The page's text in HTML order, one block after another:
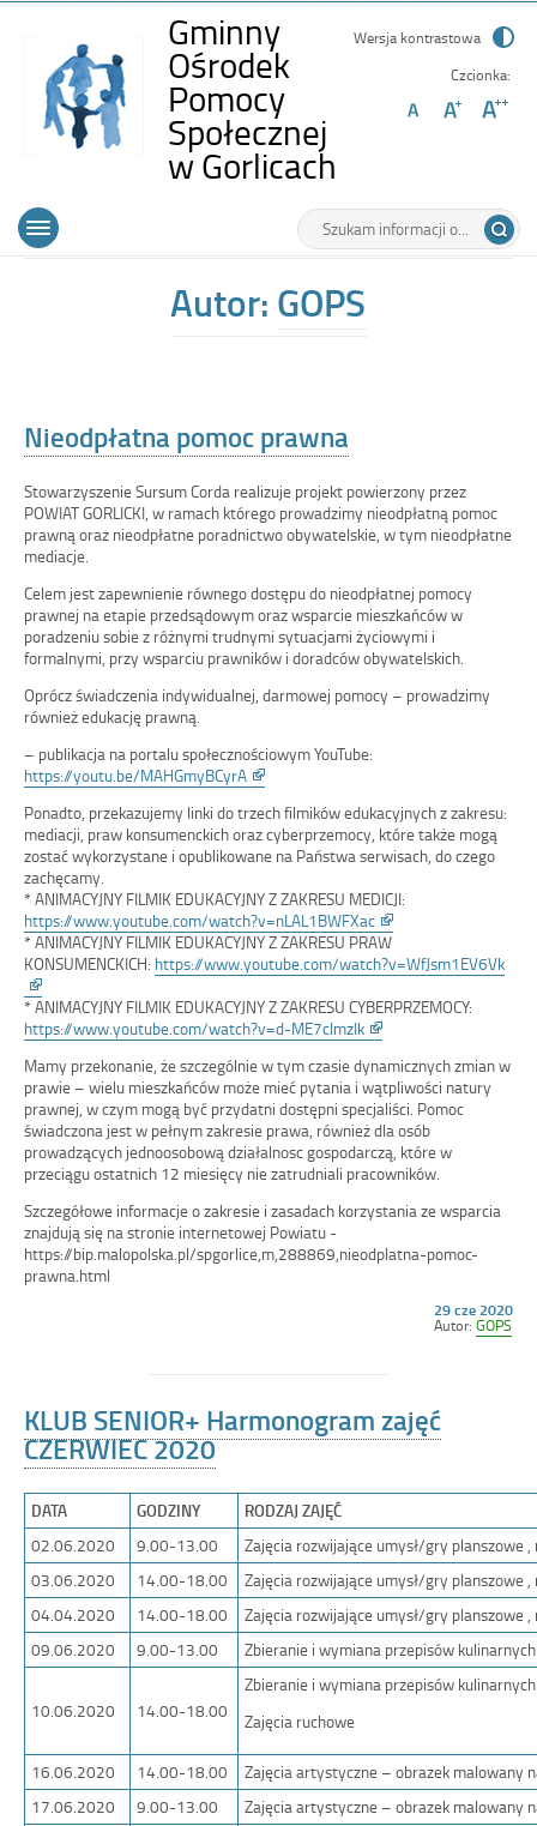
Gminny
Ośrodek
Pomocy
Społecznej
w Gorlicach
Nieodpłatna
pomoc
prawna
Wersja kontrastowa
Czcionka:
Wyszukiwarka
Tutaj
wpisz
Górne
Otwórz
Autor: GOPS
Nieodpłatna pomoc prawna
Stowarzyszenie Sursum Corda realizuje projekt powierzony przez
POWIAT GORLICKI, w ramach którego prowadzimy nieodpłatną pomoc
prawną oraz nieodpłatne poradnictwo obywatelskie, w tym nieodpłatne
mediacje.
Celem jest zapewnienie równego dostępu do nieodpłatnej pomocy
prawnej na etapie przedsądowym oraz wsparcie mieszkańców w
poradzeniu sobie z różnymi trudnymi sytuacjami życiowymi i
formalnymi, przy wsparciu prawników i doradców obywatelskich.
Oprócz świadczenia indywidualnej, darmowej pomocy – prowadzimy
również edukację prawną.
– publikacja na portalu społecznościowym YouTube:
https://youtu.be/MAHGmyBCyrALink
otwiera
się
w
nowym
Ponadto, przekazujemy linki do trzech filmików edukacyjnych z zakresu:
mediacji, praw konsumenckich oraz cyberprzemocy, które także mogą
zostać wykorzystane i opublikowane na Państwa serwisach, do czego
zachęcamy.
* ANIMACYJNY FILMIK EDUKACYJNY Z ZAKRESU MEDICJI:
https://www.youtube.com/watch?v=nLAL1BWFXacLink
otwiera
się
w
nowym
oknie
* ANIMACYJNY FILMIK EDUKACYJNY Z ZAKRESU PRAW
KONSUMENCKICH: https://www.youtube.com/watch?v=WfJsm1EV6Vk
Link
otwiera
się
w
nowym
oknie
* ANIMACYJNY FILMIK EDUKACYJNY Z ZAKRESU CYBERPRZEMOCY:
https://www.youtube.com/watch?v=d-ME7clmzIkLink
otwiera
się
w
nowym
oknie
Mamy przekonanie, że szczególnie w tym czasie dynamicznych zmian w
prawie – wielu mieszkańców może mieć pytania i wątpliwości natury
prawnej, w czym mogą być przydatni dostępni specjaliści. Pomoc
świadczona jest w pełnym zakresie prawa, również dla osób
prowadzących jednoosobową działalnosc gospodarczą, które w
przeciągu ostatnich 12 miesięcy nie zatrudniali pracowników.
Szczegółowe informacje o zakresie i zasadach korzystania ze wsparcia
znajdują się na stronie internetowej Powiatu -
https://bip.malopolska.pl/spgorlice,m,288869,nieodplatna-pomoc-
prawna.html
Opublikowano
w
29 cze 2020
Autor: GOPS
KLUB SENIOR+ Harmonogram zajęć
CZERWIEC 2020
DATA GODZINY
RODZAJ ZAJĘĆ
02.06.2020
9.00-13.00
Zajęcia rozwijające umysł/gry planszowe
03.06.2020
14.00-18.00
Zajęcia rozwijające umysł/gry planszowe
04.04.2020
14.00-18.00
Zajęcia rozwijające umysł/gry planszowe
09.06.2020
9.00-13.00 Zbieranie i wymiana przepisów
10.06.2020 14.00-18.00
Zbieranie i wymiana przepisów kulinarnych
Zajęcia ruchowe
16.06.2020 14.00-18.00
Zajęcia artystyczne – obrazek malowany
17.06.2020
9.00-13.00
Zajęcia artystyczne – obrazek malowany